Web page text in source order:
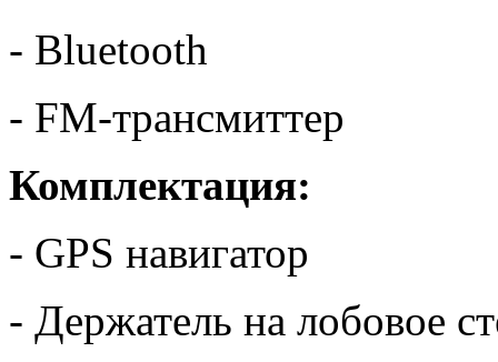
- Bluetooth
- FM-трансмиттер
Комплектация:
- GPS навигатор
- Держатель на лобовое